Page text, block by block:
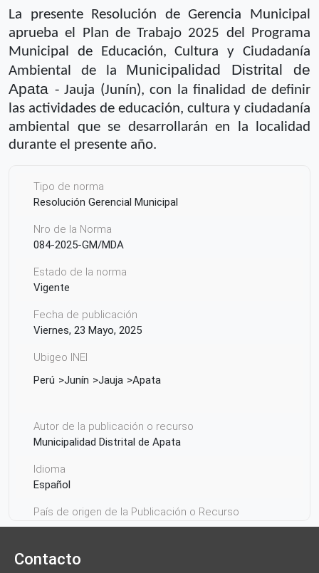
La presente Resolución de Gerencia Municipal
aprueba el Plan deTrabajo 2025 del Programa
Municipal de Educación, Cultura y Ciudadanía
Ambiental de
la Municipalidad Distrital de
Apata - Jauja (Junín), con la finalidad de definir
las actividades de educación, cultura y ciudadanía
ambiental que se desarrollarán en la localidad
durante el presente año.
Tipo de norma
Resolución Gerencial Municipal
Nro de la Norma
084-2025-GM/MDA
Estado de la norma
Vigente
Fecha de publicación
Viernes, 23 Mayo, 2025
Ubigeo INEI
Perú
Junín Jauja Apata
Autor de la publicación o recurso
Municipalidad Distrital de Apata
Idioma
Español
País de origen de la Publicación o Recurso
Perú
Contacto